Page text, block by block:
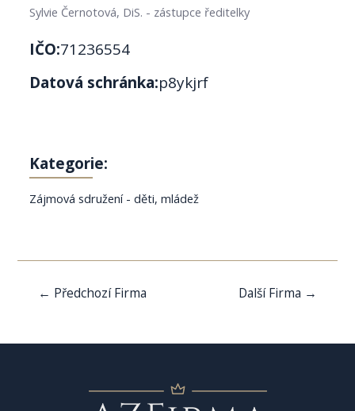
Sylvie Černotová, DiS. - zástupce ředitelky
IČO:71236554
Datová schránka:p8ykjrf
Kategorie:
Zájmová sdružení - děti, mládež
Navigace
← Předchozí Firma Další Firma →